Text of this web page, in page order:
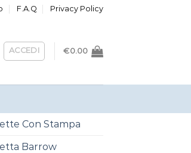
F.A.Q Privacy Policy
ACCEDI €0.00
Con Stampa
Barrow